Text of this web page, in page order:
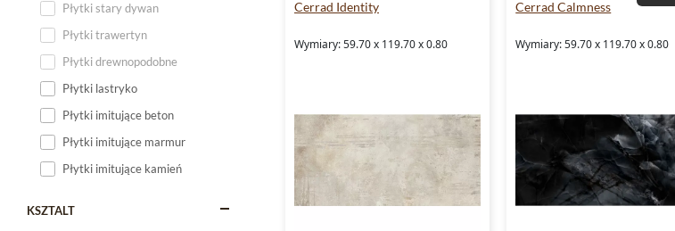
Płytki stary dywan
Płytki trawertyn
Płytki drewnopodobne
Płytki lastryko
Płytki imitujące beton
Płytki imitujące marmur
Płytki imitujące kamień
KSZTALT
Cerrad Identity
Wymiary: 59.70 x 119.70 x 0.80
Cerrad Calmness
Wymiary: 59.70 x 119.70 x 0.80